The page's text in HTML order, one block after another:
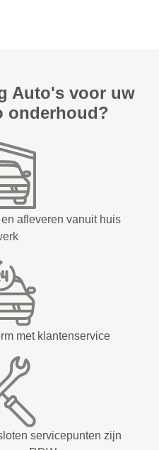
Auto's voor uw
onderhoud?
afleveren vanuit huis
met klantenservice
servicepunten zijn